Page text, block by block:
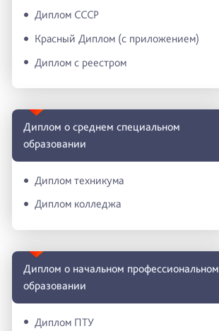
Диплом СССР
Красный Диплом (с приложением)
Диплом с реестром
Диплом о среднем специальном
образовании
Диплом техникума
Диплом колледжа
Диплом о начальном профессиональном
oбразовании
Диплом ПТУ